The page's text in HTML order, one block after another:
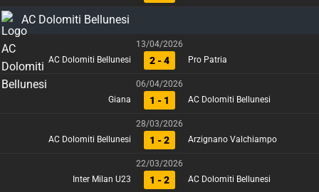
AC Dolomiti Bellunesi
13/04/2026
AC Dolomiti Bellunesi
2 - 4 Pro Patria
06/04/2026
Giana
1 - 1 AC Dolomiti Bellunesi
28/03/2026
AC Dolomiti Bellunesi
1 - 2 Arzignano Valchiampo
22/03/2026
Inter Milan U23
1 - 2 AC Dolomiti Bellunesi